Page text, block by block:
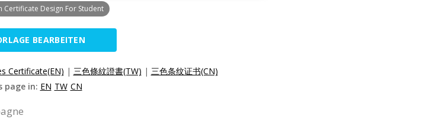
Design For Student
BEARBEITEN
Certificate(EN) | 三色條紋證書(TW) | 三色条纹证书(CN)
page in: EN TW CN